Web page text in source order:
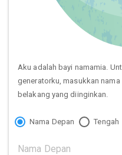
Aku adalah bayi namamia.
generatorku, masukkan
belakang yang diinginkan.
Nama Depan Tengah